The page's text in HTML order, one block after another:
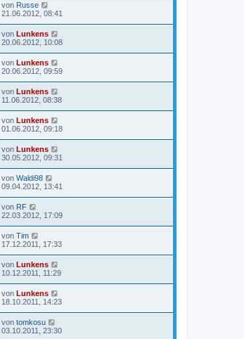
von Russe
21.06.2012, 08:41
von Lunkens
20.06.2012, 10:08
von Lunkens
20.06.2012, 09:59
von Lunkens
11.06.2012, 08:38
von Lunkens
01.06.2012, 09:18
von Lunkens
30.05.2012, 09:31
von Waldi98
09.04.2012, 13:41
von RF
22.03.2012, 17:09
von Tim
17.12.2011, 17:33
von Lunkens
10.12.2011, 11:29
von Lunkens
18.10.2011, 14:23
von tomkosu
03.10.2011, 23:30